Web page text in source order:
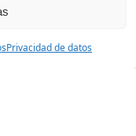
Privacidad de datos